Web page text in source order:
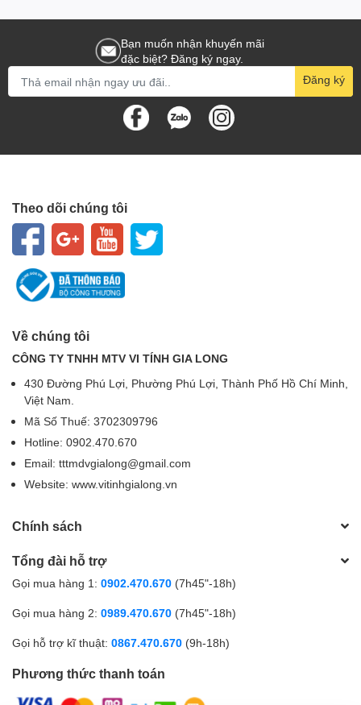
Bạn muốn nhận khuyến mãi
đặc biệt? Đăng ký ngay.
Đăng ký
Theo dõi chúng tôi
Về chúng tôi
CÔNG TY TNHH MTV VI TÍNH GIA LONG
430 Đường Phú Lợi, Phường Phú Lợi, Thành Phố Hồ Chí Minh,
Việt Nam.
Mã Số Thuế: 3702309796
Hotline: 0902.470.670
Email: tttmdvgialong@gmail.com
Website: www.vitinhgialong.vn
Chính sách
Tổng đài hỗ trợ
Gọi mua hàng 1: 0902.470.670 (7h45"-18h)
Gọi mua hàng 2: 0989.470.670 (7h45"-18h)
Gọi hỗ trợ kĩ thuật: 0867.470.670 (9h-18h)
Phương thức thanh toán